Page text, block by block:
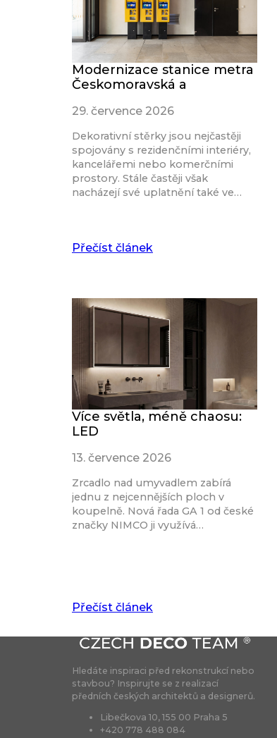
Modernizace stanice metra
Českomoravská a
29. července 2026
Dekorativní stěrky jsou nejčastěji
spojovány s rezidenčními interiéry,
kancelářemi nebo komerčními
prostory. Stále častěji však
nacházejí své uplatnění také ve…
Přečíst článek
Více světla, méně chaosu:
LED
13. července 2026
Zrcadlo nad umyvadlem zabírá
jednu z nejcennějších ploch v
koupelně. Nová řada GA 1 od české
značky NIMCO ji využívá…
Přečíst článek
Hledáte inspiraci před rekonstrukcí nebo
stavbou? Inspirujte se z realizací
předních českých architektů a designerů.
Libečkova 10, 155 00 Praha 5
+420 778 488 084